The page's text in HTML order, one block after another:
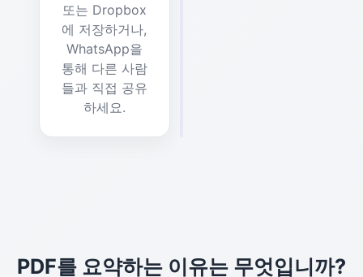
또는 Dropbox
에 저장하거나,
WhatsApp을
통해 다른 사람
들과 직접 공유
하세요.
PDF를 요약하는 이유는 무엇입니까?